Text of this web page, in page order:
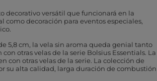
decorativo versátil que funcionará en la
como decoración para eventos especiales,
5,8 cm, la vela sin aroma queda genial tanto
otras velas de la serie Bolsius Essentials. La
con otras velas de la serie. La colección de
su alta calidad, larga duración de combustión